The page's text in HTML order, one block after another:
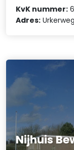
KvK nummer:
Adres:
Nijhuis